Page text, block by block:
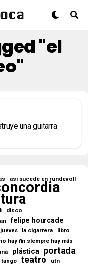
"el
una guitarra
así sucede en rundevoll
disco
felipe hourcade
jueves la cigarrera libro
no hay fin siempre hay más
plástica portada
tango teatro utn